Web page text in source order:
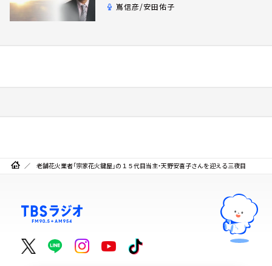
嶌信彦/安田佑子
老舗花火業者「宗家花火鍵屋」の１５代目当主・天野安喜子さんを迎える三夜目